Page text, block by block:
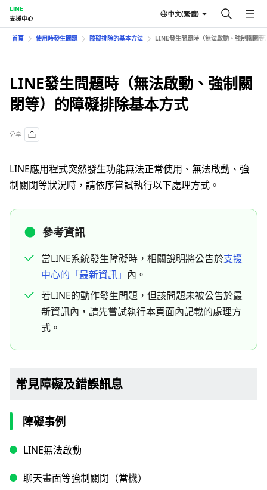
LINE
支援中心
中文(繁體)
首頁 使用時發生問題 障礙排除的基本方法 LINE發生問題時（無法啟動、強制關閉
LINE發生問題時（無法啟動、強制關
閉等）的障礙排除基本方式
分享
LINE應用程式突然發生功能無法正常使用、無法啟動、強
制關閉等狀況時，請依序嘗試執行以下處理方式。
參考資訊
當LINE系統發生障礙時，相關說明將公告於支援
中心的「最新資訊」 內。
若LINE的動作發生問題，但該問題未被公告於最
新資訊內，請先嘗試執行本頁面內記載的處理方
式。
常見障礙及錯誤訊息
障礙事例
LINE無法啟動
聊天畫面等強制關閉（當機）